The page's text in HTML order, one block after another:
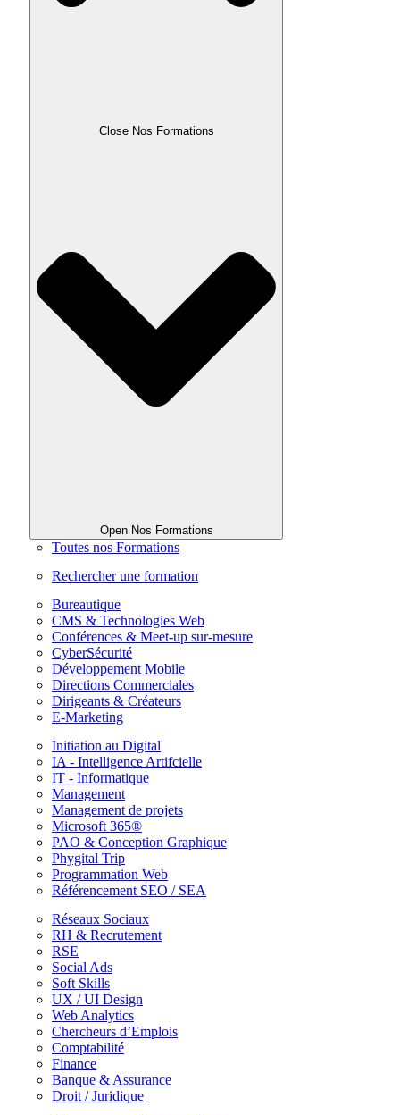
Close Nos Formations
Open Nos Formations
Toutes nos Formations
Rechercher une formation
Bureautique
CMS & Technologies Web
Conférences & Meet-up sur-mesure
CyberSécurité
Développement Mobile
Directions Commerciales
Dirigeants & Créateurs
E-Marketing
Initiation au Digital
IA - Intelligence Artifcielle
IT - Informatique
Management
Management de projets
Microsoft 365®
PAO & Conception Graphique
Phygital Trip
Programmation Web
Référencement SEO / SEA
Réseaux Sociaux
RH & Recrutement
RSE
Social Ads
Soft Skills
UX / UI Design
Web Analytics
Chercheurs d’Emplois
Comptabilité
Finance
Banque & Assurance
Droit / Juridique